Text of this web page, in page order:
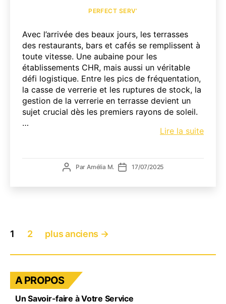
PERFECT SERV’
Avec l’arrivée des beaux jours, les terrasses
des restaurants, bars et cafés se remplissent à
toute vitesse. Une aubaine pour les
établissements CHR, mais aussi un véritable
défi logistique. Entre les pics de fréquentation,
la casse de verrerie et les ruptures de stock, la
gestion de la verrerie en terrasse devient un
sujet crucial dès les premiers rayons de soleil.
…
Lire la suite
et
AuteurParAmélia M. Date
17/07/2025
Pagination
des
publications
1 2 plus anciens →
A PROPOS
Un Savoir-faire à Votre Service